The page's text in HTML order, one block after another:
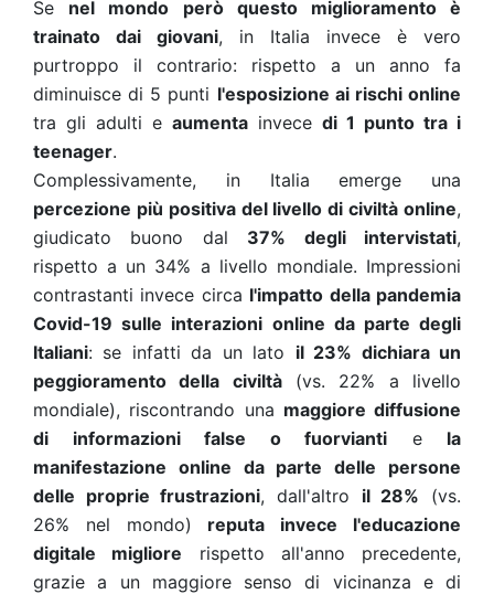
Se nel mondo però questo miglioramento è
trainato dai giovani, in Italia invece è vero
purtroppo il contrario: rispetto a un anno fa
diminuisce di 5 punti l'esposizione ai rischi online
tra gli adulti e aumenta invece di 1 punto tra i
teenager.
Complessivamente, in Italia emerge una
percezione più positiva del livello di civiltà online,
giudicato buono dal 37% degli intervistati,
rispetto a un 34% a livello mondiale. Impressioni
contrastanti invece circa l'impatto della pandemia
Covid-19 sulle interazioni online da parte degli
Italiani: se infatti da un lato il 23% dichiara un
peggioramento della civiltà(vs. 22% a livello
mondiale), riscontrando una maggiore diffusione
di informazioni false o fuorvianti e la
manifestazione online da parte delle persone
delle proprie frustrazioni, dall'altro il 28% (vs.
26% nel mondo) reputa invece l'educazione
digitale migliore rispetto all'anno precedente,
grazie a un maggiore senso di vicinanza e di